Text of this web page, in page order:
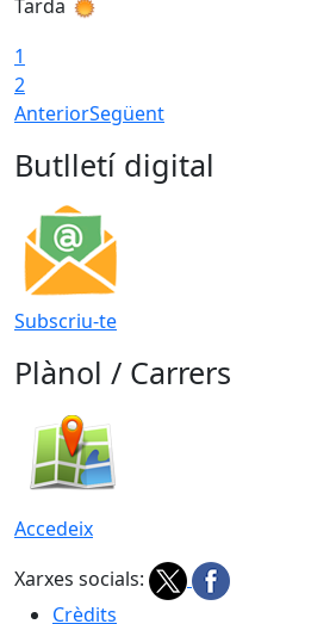
Tarda
1
2
AnteriorSegüent
Butlletí digital
Subscriu-te
Plànol / Carrers
Accedeix
Xarxes socials:
Crèdits